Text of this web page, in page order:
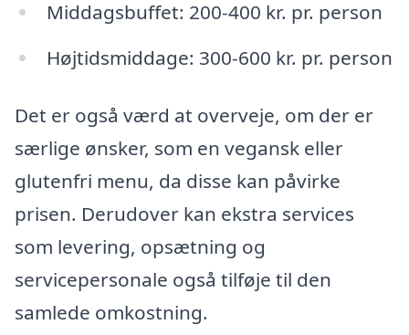
Middagsbuffet: 200-400 kr. pr. person
Højtidsmiddage: 300-600 kr. pr. person
Det er også værd at overveje, om der er
særlige ønsker, som en vegansk eller
glutenfri menu, da disse kan påvirke
prisen. Derudover kan ekstra services
som levering, opsætning og
servicepersonale også tilføje til den
samlede omkostning.